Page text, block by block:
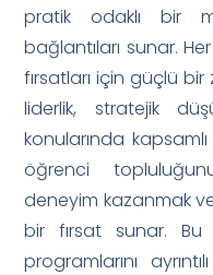
pratik odaklı bir
bağlantıları sunar.
fırsatları için güçlü bir
liderlik, stratejik
konularında
öğrenci
deneyim kazanmak
bir fırsat sunar. Bu
programlarını